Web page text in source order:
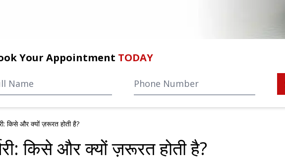
Your Appointment TODAY
किसे और क्यों ज़रूरत होती है?
किसे और क्यों ज़रूरत होती है?